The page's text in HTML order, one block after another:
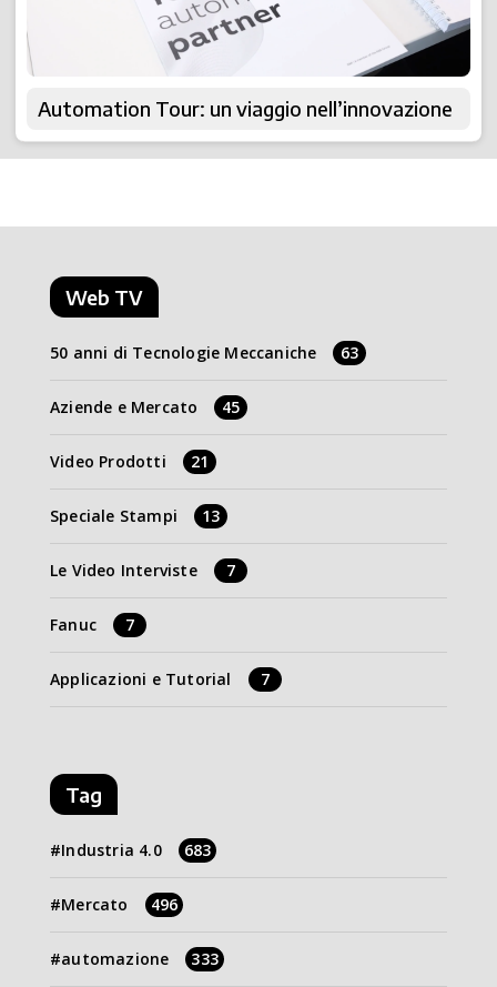
Automation Tour: un viaggio nell’innovazione
Web TV
50 anni di Tecnologie Meccaniche 63
Aziende e Mercato 45
Video Prodotti 21
Speciale Stampi 13
Le Video Interviste 7
Fanuc 7
Applicazioni e Tutorial 7
Tag
Industria 4.0 683
Mercato 496
automazione 333